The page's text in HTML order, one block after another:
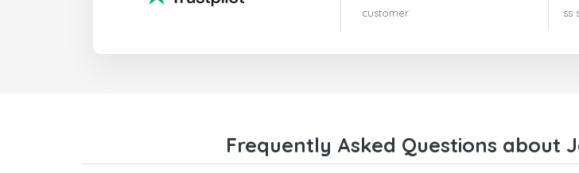
customer
ss
Frequently Asked Questions about